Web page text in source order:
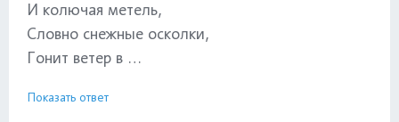
И колючая метель,
Словно снежные осколки,
Гонит ветер в …
Показать ответ